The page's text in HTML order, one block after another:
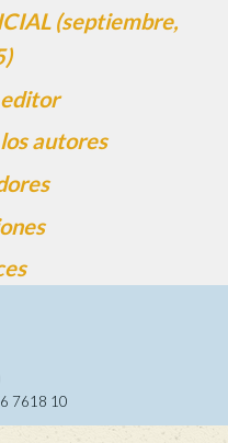
(septiembre,
autores
7618 10